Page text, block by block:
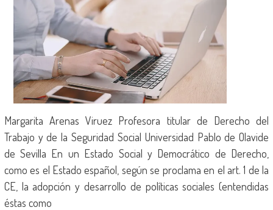
Margarita Arenas Viruez Profesora titular de Derecho del
Trabajo y de la Seguridad Social Universidad Pablo de Olavide
de Sevilla En un Estado Social y Democrático de Derecho,
como es el Estado español, según se proclama en el art. 1 de la
CE, la adopción y desarrollo de políticas sociales (entendidas
éstas como